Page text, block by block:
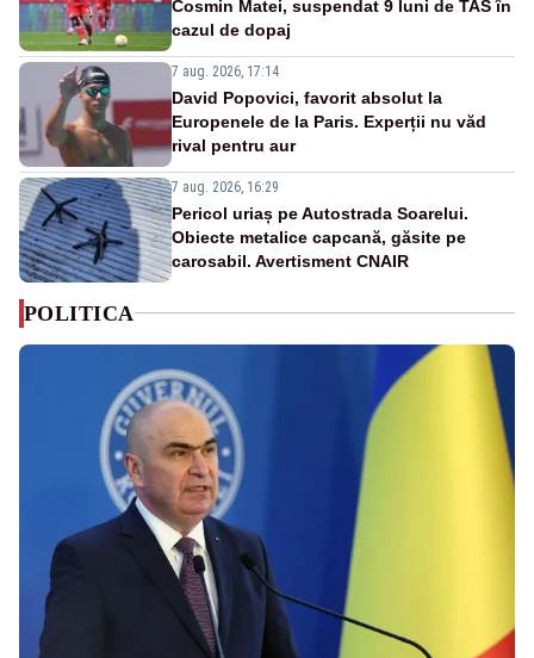
Cosmin Matei, suspendat 9 luni de TAS în
cazul de dopaj
7 aug. 2026, 17:14
David Popovici, favorit absolut la
Europenele de la Paris. Experții nu văd
rival pentru aur
7 aug. 2026, 16:29
Pericol uriaș pe Autostrada Soarelui.
Obiecte metalice capcană, găsite pe
carosabil. Avertisment CNAIR
POLITICA